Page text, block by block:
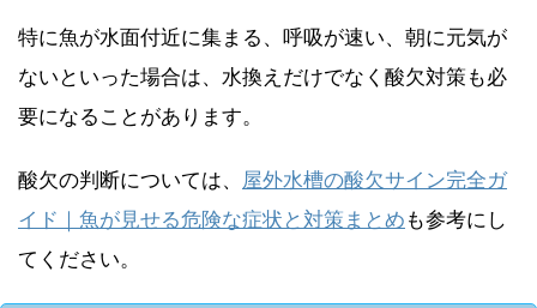
特に魚が水面付近に集まる、呼吸が速い、朝に元気が
ないといった場合は、水換えだけでなく酸欠対策も必
要になることがあります。
酸欠の判断については、 屋外水槽の酸欠サイン完全ガ
イド｜魚が見せる危険な症状と対策まとめ も参考にし
てください。